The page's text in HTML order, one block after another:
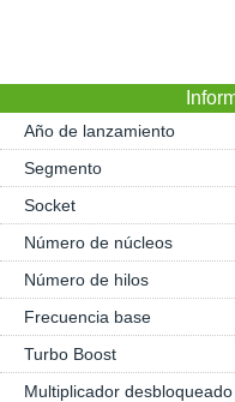
Año de lanzamiento
Segmento
Socket
Número de núcleos
Número de hilos
Frecuencia base
Turbo Boost
Multiplicador desbloqueado